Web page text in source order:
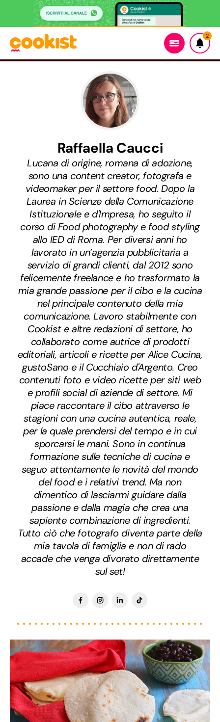
2
Raffaella Caucci
Lucana di origine, romana di adozione,
sono una content creator, fotografa e
videomaker per il settore food. Dopo la
Laurea in Scienze della Comunicazione
Istituzionale e d'Impresa, ho seguito il
corso di Food photography e food styling
allo IED di Roma. Per diversi anni ho
lavorato in un’agenzia pubblicitaria a
servizio di grandi clienti, dal 2012 sono
felicemente freelance e ho trasformato la
mia grande passione per il cibo e la cucina
nel principale contenuto della mia
comunicazione. Lavoro stabilmente con
Cookist e altre redazioni di settore, ho
collaborato come autrice di prodotti
editoriali, articoli e ricette per Alice Cucina,
gustoSano e il Cucchiaio d'Argento. Creo
contenuti foto e video ricette per siti web
e profili social di aziende di settore. Mi
piace raccontare il cibo attraverso le
stagioni con una cucina autentica, reale,
per la quale prendersi del tempo e in cui
sporcarsi le mani. Sono in continua
formazione sulle tecniche di cucina e
seguo attentamente le novità del mondo
del food e i relativi trend. Ma non
dimentico di lasciarmi guidare dalla
passione e dalla magia che crea una
sapiente combinazione di ingredienti.
Tutto ciò che fotografo diventa parte della
mia tavola di famiglia e non di rado
accade che venga divorato direttamente
sul set!